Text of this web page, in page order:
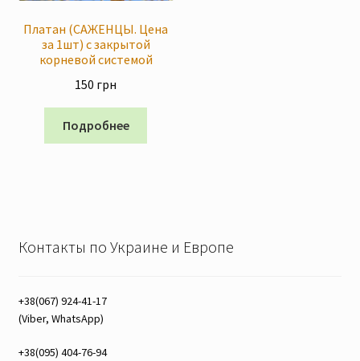
Платан (САЖЕНЦЫ. Цена
за 1шт) с закрытой
корневой системой
150 грн
Подробнее
Контакты по Украине и Европе
+38(067) 924-41-17
(Viber, WhatsApp)
+38(095) 404-76-94